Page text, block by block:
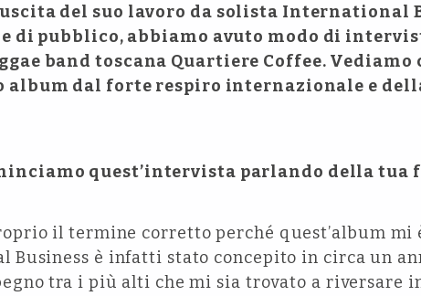
del suo lavoro da solista International
di pubblico, abbiamo avuto modo di
band toscana Quartiere Coffee. Vediamo
album dal forte respiro internazionale e
quest’intervista parlando della
il termine corretto perché quest’album mi
Business è infatti stato concepito in circa un
tra i più alti che mi sia trovato a riversare